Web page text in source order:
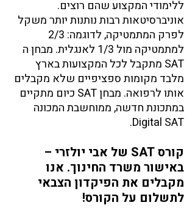
ללימודי המקצוע שהם רוצים.
אוניברסיטאות רבות נותנות יותר משקל
למתמטיקה מול 1/3 לאנגלית. מבחן ה
SAT מתקבל לכל המקצועות בארץ
מלבד מקומות ספציפיים שלא מקבלים
אותו לרפואה. מבחן SAT כיום מתקיים
במתכונת חדשה, ממוחשבת המכונה
Digital SAT.
קורס SAT של אבי יולזרי –
באישור משרד החינוך. אנו
מקבלים את הפיקדון הצבאי
לתשלום על הקורס!